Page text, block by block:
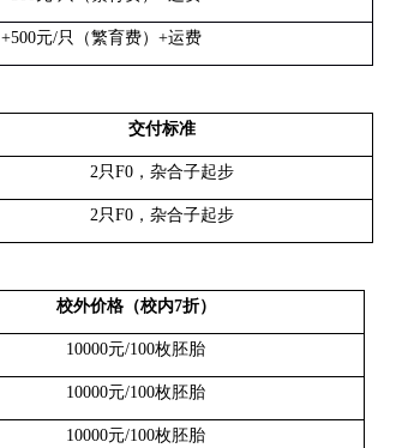
+500元/只（繁育费） +运费
交付标准
2只F0，杂合子起步
2只F0，杂合子起步
校外价格（校内7折）
10000元/100枚胚胎
10000元/100枚胚胎
10000元/100枚胚胎